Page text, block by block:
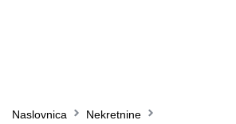
Naslovnica
Nekretnine